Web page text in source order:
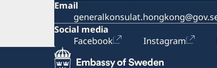
Email
Social media
Facebook
Instagram